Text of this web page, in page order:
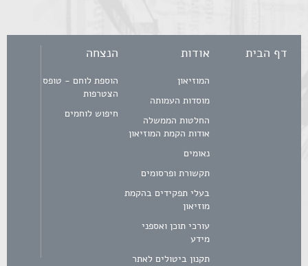
דף הבית אודות
המוזיאון
מוסדות העמותה
החלטות הממשלה
אודות הקמת המוזיאון
נאומים
תקשורת ופרסומים
בעלי תפקידים בהקמת
מוזיאון
עורכי תוכן ואספני
מידע
תקנון ביטולים לאתר
הנצחה
הוספת לוחם - טופס
הצטרפות
חיפוש לוחמים